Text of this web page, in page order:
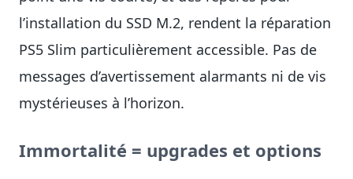
l’installation du SSD M.2, rendent la réparation
PS5 Slim particulièrement accessible. Pas de
messages d’avertissement alarmants ni de vis
mystérieuses à l’horizon.
Immortalité = upgrades et options